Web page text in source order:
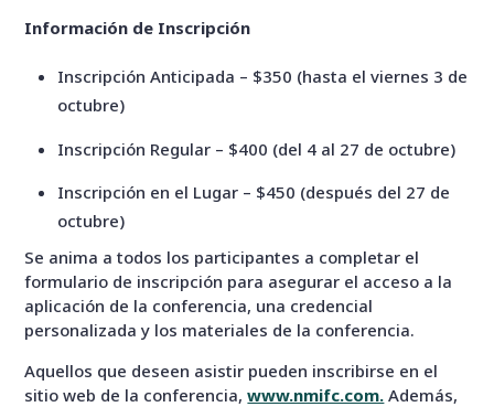
Información de Inscripción
Inscripción Anticipada – $350 (hasta el viernes 3 de
octubre)
Inscripción Regular – $400 (del 4 al 27 de octubre)
Inscripción en el Lugar – $450 (después del 27 de
octubre)
Se anima a todos los participantes a completar el
formulario de inscripción para asegurar el acceso a la
aplicación de la conferencia, una credencial
personalizada y los materiales de la conferencia.
Aquellos que deseen asistir pueden inscribirse en el
sitio web de la conferencia,www.nmifc.com. Además,